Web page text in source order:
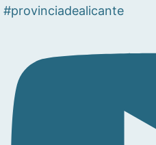
#provinciadealicante